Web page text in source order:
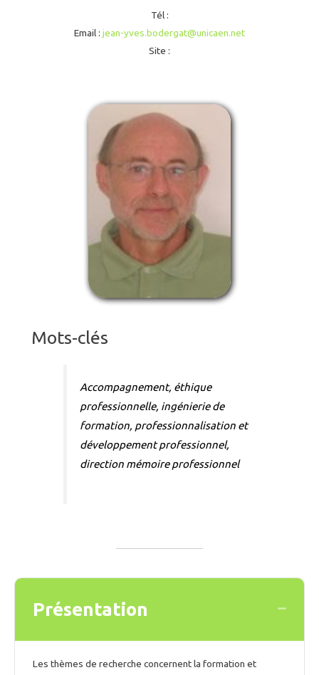
Tél :
Email : jean-yves.bodergat@unicaen.net
Site :
Mots-clés
Accompagnement, éthique
professionnelle, ingénierie de
formation, professionnalisation et
développement professionnel,
direction mémoire professionnel
Présentation
Les thèmes de recherche concernent la formation et